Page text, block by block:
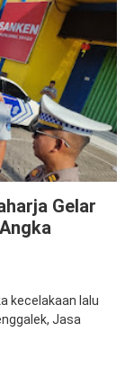
Gelar
kecelakaan lalu
Jasa